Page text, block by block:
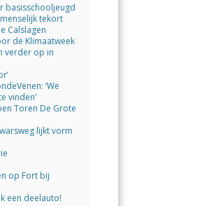
basisschooljeugd
tekort
Calslagen
de Klimaatweek
verder op in
‘We
vinden’
Toren De Grote
lijkt vorm
op Fort bij
een deelauto!